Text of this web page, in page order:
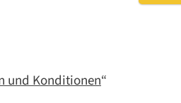
und Konditionen“